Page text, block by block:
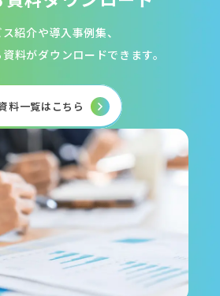
紹介や導入事例集、
料がダウンロードできます。
料一覧はこちら